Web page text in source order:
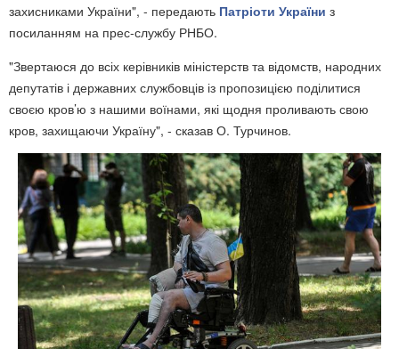
захисниками України", - передають Патріоти України з
посиланням на прес-службу РНБО.
"Звертаюся до всіх керівників міністерств та відомств, народних
депутатів і державних службовців із пропозицією поділитися
своєю кров’ю з нашими воїнами, які щодня проливають свою
кров, захищаючи Україну", - сказав О. Турчинов.